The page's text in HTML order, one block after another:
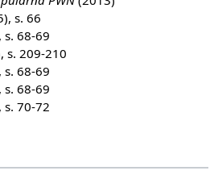
s. 66
s. 68-69
s. 209-210
s. 68-69
s. 68-69
s. 70-72